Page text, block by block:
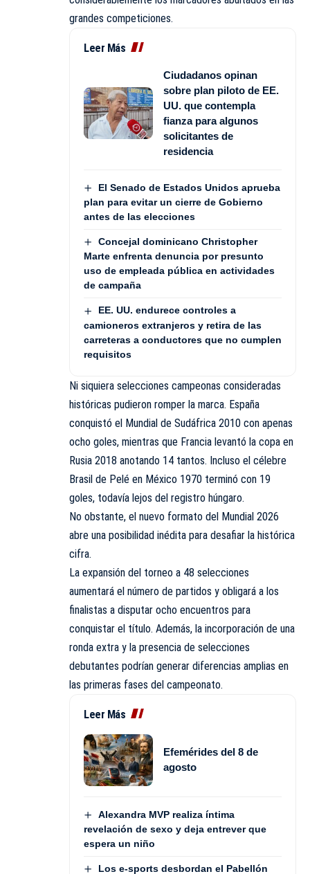
grandes competiciones.
Leer Más
Ciudadanos opinan
sobre plan piloto de EE.
UU. que contempla
fianza para algunos
solicitantes de
residencia
El Senado de Estados Unidos aprueba
plan para evitar un cierre de Gobierno
antes de las elecciones
Concejal dominicano Christopher
Marte enfrenta denuncia por presunto
uso de empleada pública en actividades
de campaña
EE. UU. endurece controles a
camioneros extranjeros y retira de las
carreteras a conductores que no cumplen
requisitos
Ni siquiera selecciones campeonas consideradas
históricas pudieron romper la marca. España
conquistó el Mundial de Sudáfrica 2010 con apenas
ocho goles, mientras que Francia levantó la copa en
Rusia 2018 anotando 14 tantos. Incluso el célebre
Brasil de Pelé en México 1970 terminó con 19
goles, todavía lejos del registro húngaro.
No obstante, el nuevo formato del Mundial 2026
abre una posibilidad inédita para desafiar la histórica
cifra.
La expansión del torneo a 48 selecciones
aumentará el número de partidos y obligará a los
finalistas a disputar ocho encuentros para
conquistar el título. Además, la incorporación de una
ronda extra y la presencia de selecciones
debutantes podrían generar diferencias amplias en
las primeras fases del campeonato.
Leer Más
Efemérides del 8 de
agosto
Alexandra MVP realiza íntima
revelación de sexo y deja entrever que
espera un niño
Los e-sports desbordan el Pabellón